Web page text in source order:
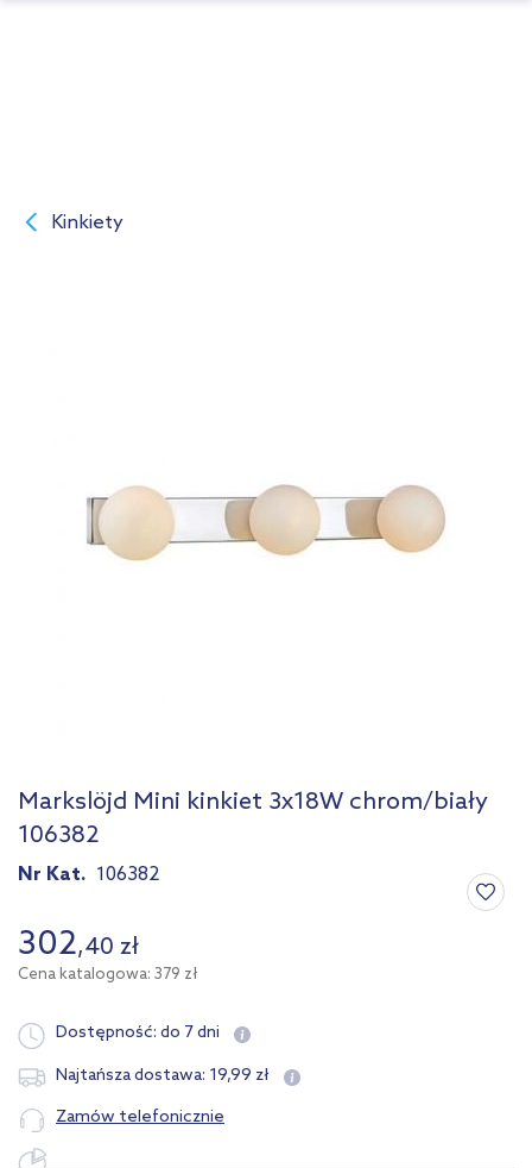
Kinkiety
Markslöjd Mini kinkiet 3x18W chrom/biały
106382
Nr Kat. 106382
302,40 zł
Cena katalogowa: 379 zł
Dostępność: do 7 dni
Najtańsza dostawa: 19,99 zł
Zamów telefonicznie